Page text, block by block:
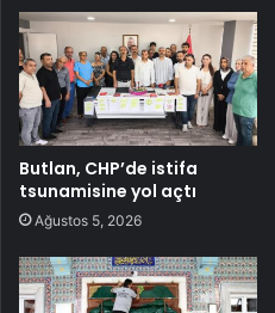
Butlan, CHP’de istifa
tsunamisine yol açtı
Ağustos 5, 2026